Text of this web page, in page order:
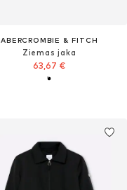
ABERCROMBIE & FITCH
Ziemas jaka
63,67 €